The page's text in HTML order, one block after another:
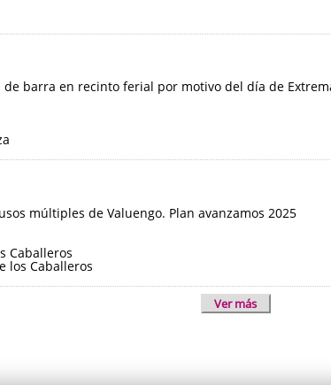
de barra en recinto ferial por motivo del día de
múltiples de Valuengo. Plan avanzamos 2025
Caballeros
los Caballeros
Ver más